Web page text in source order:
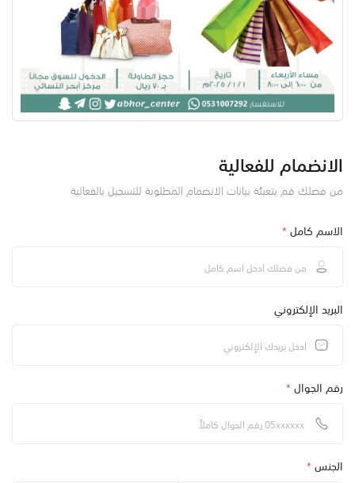
الانضمام للفعالية
من فضلك قم بتعبئة بيانات الانضمام المطلوبة للتسجيل بالفعالية
الاسم كامل*
البريد الإلكتروني
رقم الجوال*
الجنس*